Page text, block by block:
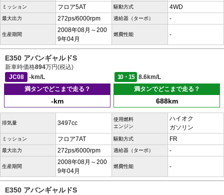
ミッション フロア5AT 駆動方式 4WD
最大出力 272ps/6000rpm 過給器（ターボ） -
生産期間
2008年08月～200
9年04月
燃費性能 -
E350 アバンギャルドS
新車時価格894万円(税込)
JC08
-km/L 10・15
8.6km/L
満タンでどこまで走る？
-km
満タンでどこまで走る？
688km
排気量 3497cc
使用燃料
エンジン
ハイオク
ガソリン
ミッション フロア7AT 駆動方式 FR
最大出力 272ps/6000rpm 過給器（ターボ） -
生産期間
2008年08月～200
9年04月
燃費性能 -
E350 アバンギャルドS